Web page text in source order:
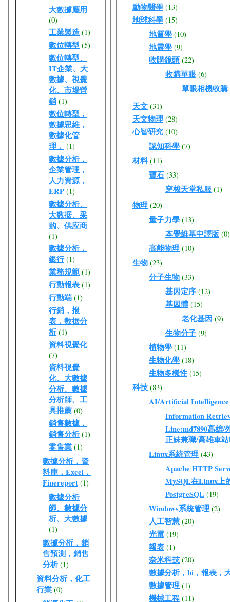
大數據應用
(0)
工業製造 (1)
數位轉型 (5)
數位轉型、
IT企業、大
數據、視覺
化、市場營
銷 (1)
數位轉型，
數據思維，
數據化管
理， (1)
數據分析，
企業管理，
人力資源，
ERP (1)
數據分析、
大数据、采
购、供应商
(1)
數據分析，
銀行 (1)
業務規範 (1)
行動報表 (1)
行動端 (1)
行銷，报
表，数据分
析 (1)
資料視覺化
(7)
資料視覺
化、大數據
分析、數據
分析師、工
具推薦 (0)
銷售數據，
銷售分析 (1)
零售業 (1)
數據分析，資
料庫，Excel，
Finereport (1)
數據分析
師、數據分
析、大數據
(1)
數據分析，銷
售預測，銷售
分析 (1)
資料分析，化工
行業 (0)
動物醫學 (13)
地球科學 (15)
地質學 (10)
地震學 (9)
收購鏡頭 (22)
收購單眼 (6)
單眼相機收購
天文 (31)
天文物理 (28)
心智研究 (10)
認知科學 (7)
材料 (11)
寶石 (33)
穿梭天堂私服 (1)
物理 (20)
量子力學 (13)
本覺維基中譯版 (0)
高能物理 (10)
生物 (23)
分子生物 (33)
基因定序 (12)
基因體 (15)
老化基因 (9)
生物分子 (9)
植物學 (11)
生物化學 (18)
生物多樣性 (15)
科技 (83)
AI/Artificial Intelligence
Information
Line:md7890高雄/
正妹兼職/高雄車
Linux系統管理 (43)
Apache HTTP
MySQL在Linux上
PostgreSQL (19)
Windows系統管理 (2)
人工智慧 (20)
光電 (19)
報表 (1)
奈米科技 (20)
數據分析，bi，報表，
數據管理 (1)
機械工程 (11)